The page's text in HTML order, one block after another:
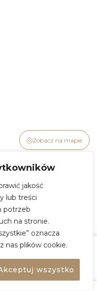
jakość
lub treści
potrzeb
na stronie.
oznacza
nas plików cookie.
wszystko
Zobacz na mapie
Księcia Trojdena 2C,
Warszawa
Udostępnij